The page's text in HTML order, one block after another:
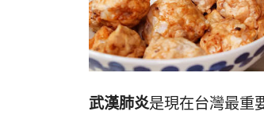
武漢肺炎是現在台灣最重